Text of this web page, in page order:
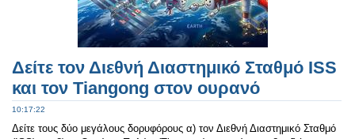
Δείτε τον Διεθνή Διαστημικό Σταθμό ISS
και τον Tiangong στον ουρανό
10:17:22
Δείτε τους δύο μεγάλους δορυφόρους α) τον Διεθνή Διαστημικό Σταθμό